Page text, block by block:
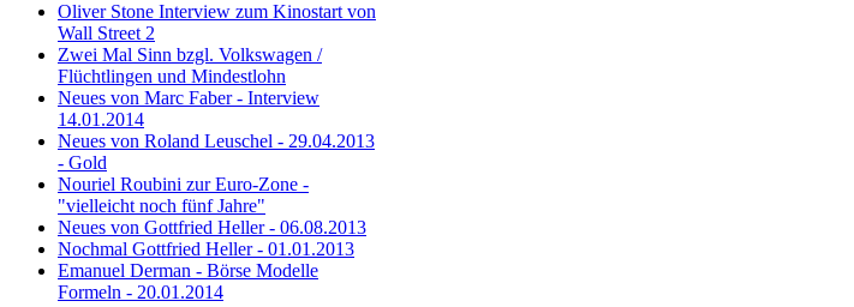
Oliver Stone Interview zum Kinostart von
Wall Street 2
Zwei Mal Sinn bzgl. Volkswagen /
Flüchtlingen und Mindestlohn
Neues von Marc Faber - Interview
14.01.2014
Neues von Roland Leuschel - 29.04.2013
- Gold
Nouriel Roubini zur Euro-Zone -
"vielleicht noch fünf Jahre"
Neues von Gottfried Heller - 06.08.2013
Nochmal Gottfried Heller - 01.01.2013
Emanuel Derman - Börse Modelle
Formeln - 20.01.2014